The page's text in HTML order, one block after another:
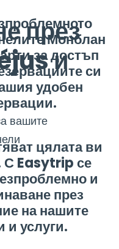
през
и
вашите
Монблан
за достъп
си
удобен
цялата ви
С Easytrip се
и
през
на нашите
услуги.